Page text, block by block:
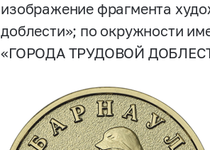
изображение фрагмента
доблести»; по окружности
«ГОРОДА ТРУДОВОЙ